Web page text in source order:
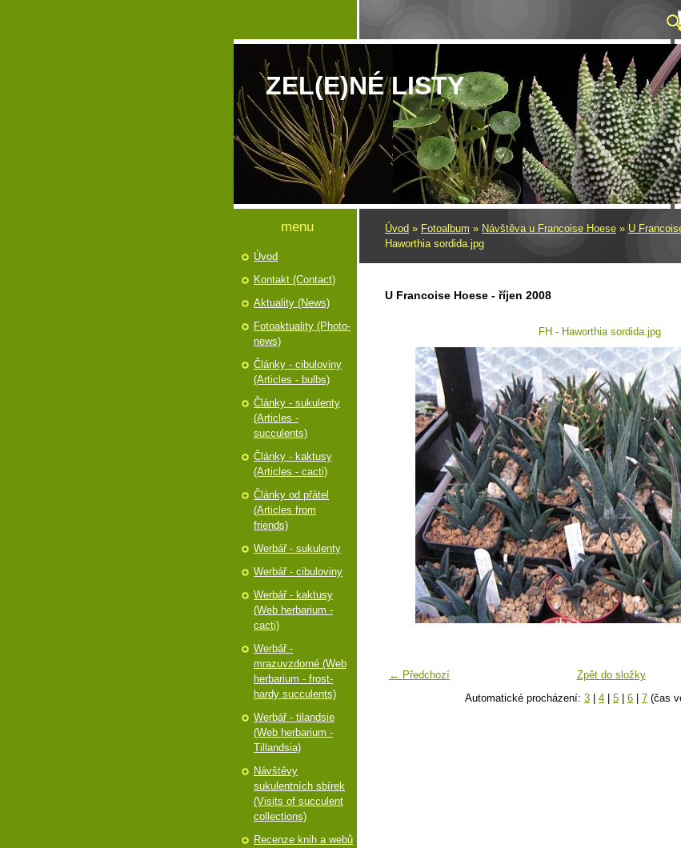
ZEL(E)NÉ LISTY
Úvod » Fotoalbum » Návštěva u Francoise Hoese » U
Haworthia sordida.jpg
U Francoise Hoese - říjen 2008
FH - Haworthia sordida.jpg
← Předchozí
Zpět do složky
Automatické procházení: 3 4 5 6 7 (čas
menu
Úvod
Kontakt (Contact)
Aktuality (News)
Fotoaktuality (Photo-
news)
Články - cibuloviny
(Articles - bulbs)
Články - sukulenty
(Articles -
succulents)
Články - kaktusy
(Articles - cacti)
Články od přátel
(Articles from
friends)
Werbář - sukulenty
Werbář - cibuloviny
Werbář - kaktusy
(Web herbarium -
cacti)
Werbář -
mrazuvzdorné (Web
herbarium - frost-
hardy succulents)
Werbář - tilandsie
(Web herbarium -
Tillandsia)
Návštěvy
sukulentních sbírek
(Visits of succulent
collections)
Recenze knih a webů